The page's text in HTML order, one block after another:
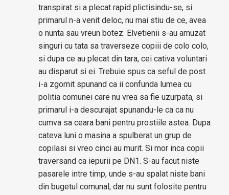
transpirat si a plecat rapid plictisindu-se, si
primarul n-a venit deloc, nu mai stiu de ce, avea
o nunta sau vreun botez. Elvetienii s-au amuzat
singuri cu tata sa traverseze copiii de colo colo,
si dupa ce au plecat din tara, cei cativa voluntari
au disparut si ei. Trebuie spus ca seful de post
i-a zgornit spunand ca ii confunda lumea cu
politia comunei care nu vrea sa fie uzurpata, si
primarul i-a descurajat spunandu-le ca ca nu
cumva sa ceara bani pentru prostiile astea. Dupa
cateva luni o masina a spulberat un grup de
copilasi si vreo cinci au murit. Si mor inca copii
traversand ca iepurii pe DN1. S-au facut niste
pasarele intre timp, unde s-au spalat niste bani
din bugetul comunal, dar nu sunt folosite pentru